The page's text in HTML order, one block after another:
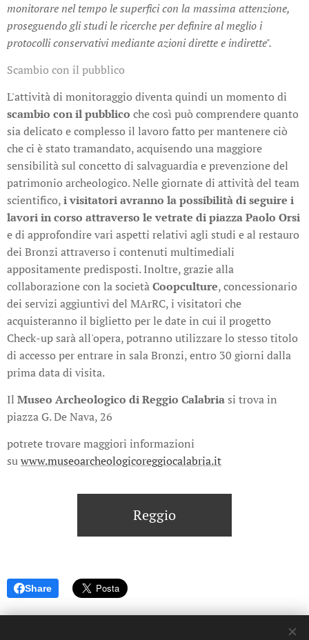
monitorare nel tempo le superfici con la massima attenzione,
proseguendo gli studi le ricerche per definire al meglio i
protocolli conservativi mediante azioni dirette e indirette".
Scambio con il pubblico
L'attività di monitoraggio diventa quindi un momento di
scambio con il pubblico che così può comprendere quanto
sia delicato e complesso il lavoro fatto per mantenere ciò
che ci è stato tramandato, acquisendo una maggiore
sensibilità sul concetto di salvaguardia e prevenzione del
patrimonio archeologico. Nelle giornate di attività del team
scientifico,i visitatori avranno la possibilità di seguire i
lavori in corso attraverso le vetrate di piazza Paolo Orsi
e di approfondire vari aspetti relativi agli studi e al restauro
dei Bronzi attraverso i contenuti multimediali
appositamente predisposti. Inoltre, grazie alla
collaborazione con la societàCoopculture, concessionario
dei servizi aggiuntivi del MArRC, i visitatori che
acquisteranno il biglietto per le date in cui il progetto
Check-up sarà all'opera, potranno utilizzare lo stesso titolo
di accesso per entrare in sala Bronzi, entro 30 giorni dalla
prima data di visita.
Il Museo Archeologico di Reggio Calabria si trova in
piazza G. De Nava, 26
potrete trovare maggiori informazioni
suwww.museoarcheologicoreggiocalabria.it
Reggio
Share